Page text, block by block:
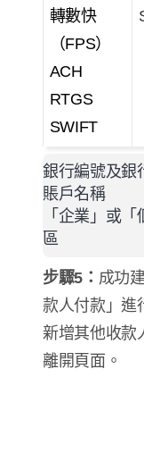
轉數快
（FPS）
ACH
RTGS
SWIFT
銀行編號及銀
賬戶名稱
「企業」或
區
步驟5 ： 成功
款人付款」進
新增其他收款
離開頁面。